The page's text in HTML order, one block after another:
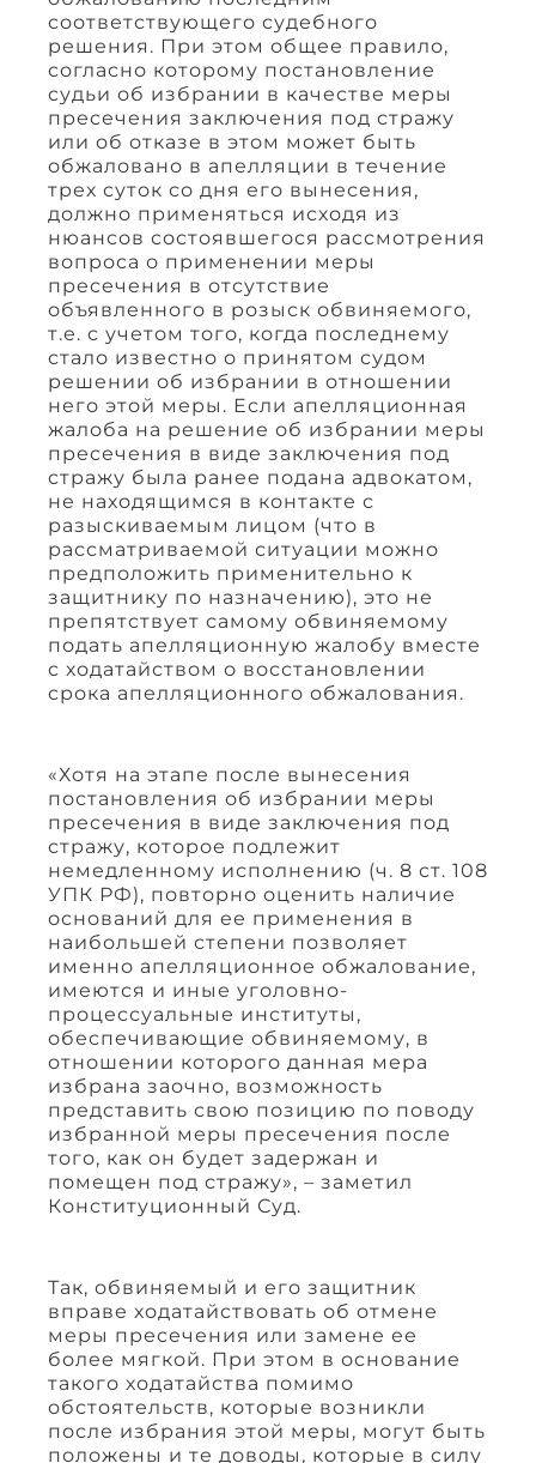
соответствующего судебного
решения. При этом общее правило,
согласно которому постановление
судьи об избрании в качестве меры
пресечения заключения под стражу
или об отказе в этом может быть
обжаловано в апелляции в течение
трех суток со дня его вынесения,
должно применяться исходя из
нюансов состоявшегося рассмотрения
вопроса о применении меры
пресечения в отсутствие
объявленного в розыск обвиняемого,
т.е. с учетом того, когда последнему
стало известно о принятом судом
решении об избрании в отношении
него этой меры. Если апелляционная
жалоба на решение об избрании меры
пресечения в виде заключения под
стражу была ранее подана адвокатом,
не находящимся в контакте с
разыскиваемым лицом (что в
рассматриваемой ситуации можно
предположить применительно к
защитнику по назначению), это не
препятствует самому обвиняемому
подать апелляционную жалобу вместе
с ходатайством о восстановлении
срока апелляционного обжалования.
«Хотя на этапе после вынесения
постановления об избрании меры
пресечения в виде заключения под
стражу, которое подлежит
немедленному исполнению (ч. 8 ст. 108
УПК РФ), повторно оценить наличие
оснований для ее применения в
наибольшей степени позволяет
именно апелляционное обжалование,
имеются и иные уголовно-
процессуальные институты,
обеспечивающие обвиняемому, в
отношении которого данная мера
избрана заочно, возможность
представить свою позицию по поводу
избранной меры пресечения после
того, как он будет задержан и
помещен под стражу», – заметил
Конституционный Суд.
Так, обвиняемый и его защитник
вправе ходатайствовать об отмене
меры пресечения или замене ее
более мягкой. При этом в основание
такого ходатайства помимо
обстоятельств, которые возникли
после избрания этой меры, могут быть
положены и те доводы, которые в силу